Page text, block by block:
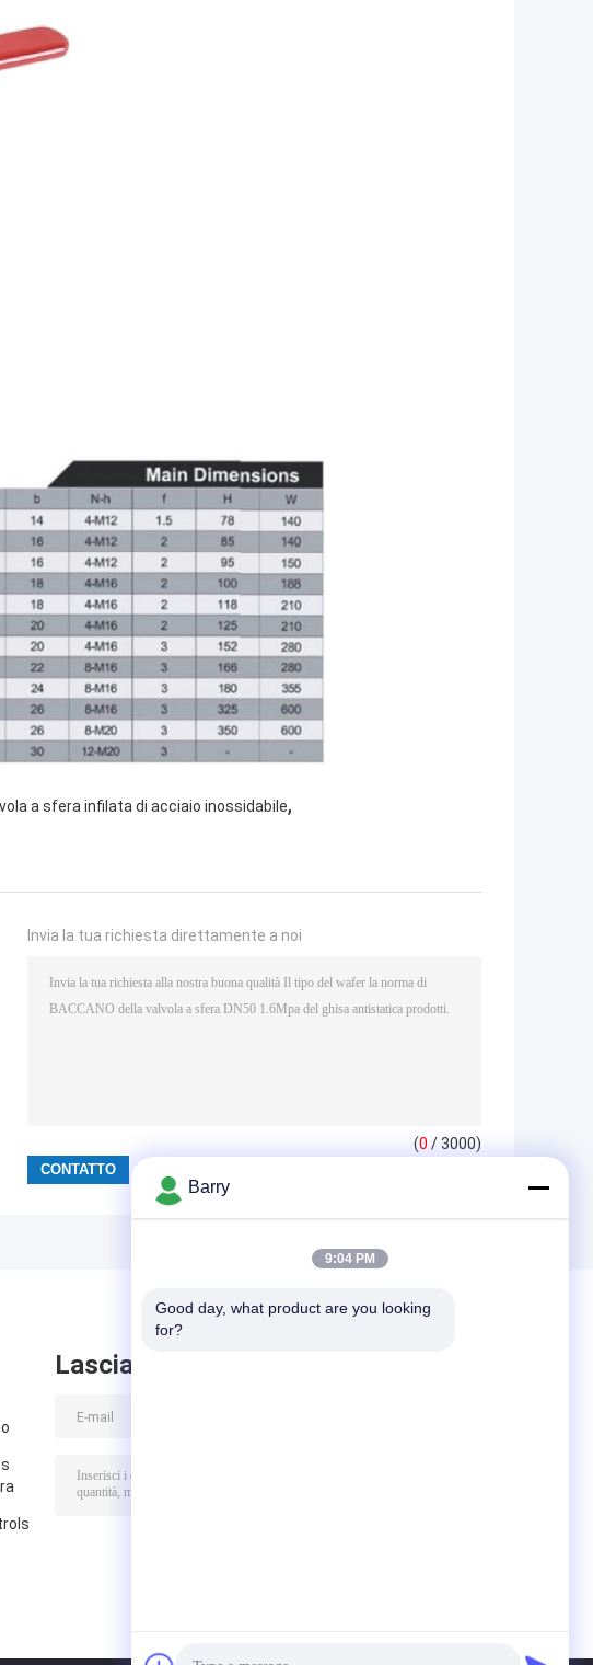
a sfera infilata di acciaio inossidabile,
Invia la tua richiesta direttamente a noi
(0 / 3000)
Lasciare messaggio
Barry
9:04 PM
Good day, what product are you looking
for?